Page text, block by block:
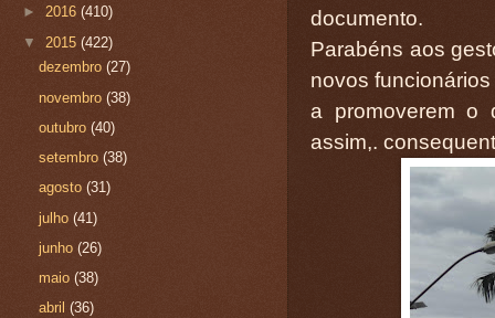
documento.
Parabéns aos
novos
a promoverem o
assim,.
► 2016 (410)
▼ 2015 (422)
dezembro(27)
novembro(38)
outubro(40)
setembro(38)
agosto(31)
julho(41)
junho(26)
maio(38)
abril(36)